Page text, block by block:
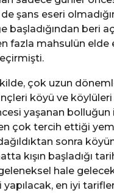
şans eseri
beri
fazla mahsulün elde
çok uzun
köyü ve
yaşanan
en çok tercih ettiği
sonra
kışın başladığı
hale
en iyi